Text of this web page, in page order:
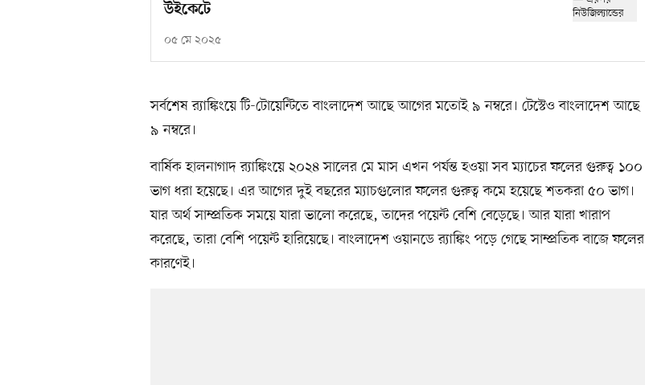
উইকেটে
০৫ মে ২০২৫
সর্বশেষ র‍্যাঙ্কিংয়ে টি-টোয়েন্টিতে বাংলাদেশ আছে আগের মতোই ৯ নম্বরে। টেস্টেও বাংলাদেশ আছে
৯ নম্বরে।
বার্ষিক হালনাগাদ র‍্যাঙ্কিংয়ে ২০২৪ সালের মে মাস এখন পর্যন্ত হওয়া সব ম্যাচের ফলের গুরুত্ব ১০০
ভাগ ধরা হয়েছে। এর আগের দুই বছরের ম্যাচগুলোর ফলের গুরুত্ব কমে হয়েছে শতকরা ৫০ ভাগ।
যার অর্থ সাম্প্রতিক সময়ে যারা ভালো করেছে, তাদের পয়েন্ট বেশি বেড়েছে। আর যারা খারাপ
করেছে, তারা বেশি পয়েন্ট হারিয়েছে। বাংলাদেশ ওয়ানডে র‍্যাঙ্কিং পড়ে গেছে সাম্প্রতিক বাজে ফলের
কারণেই।